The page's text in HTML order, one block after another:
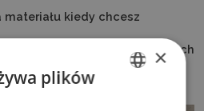
kiedy chcesz
bardziej zaawansowanych
×
plików